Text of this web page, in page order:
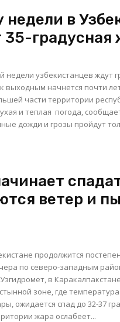
недели в
35-градусная
недели узбекистанцев ждут
выходным начнется почти
части территории
и теплая погода,
дожди и грозы пройдут
ветер и
продолжится
по северо-западным
в
зоне, где
ожидается спад до 32-37
жара ослабеет...